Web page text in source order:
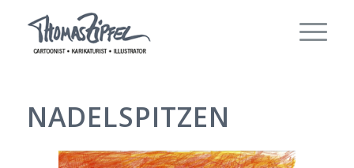
NADELSPITZEN